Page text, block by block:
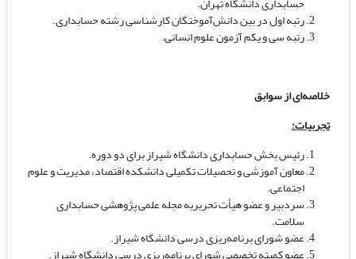
رتبه اول در بین دانش‌آموختگان کارشناسی رشته حسابداری.
رتبه سی و یکم آزمون علوم انسانی.
خلاصه‌ای از سوابق
تجربیات:
رئیس بخش حسابداری دانشگاه شیراز برای دو دوره.
معاون آموزشی و تحصیلات تکمیلی دانشکده اقتصاد، مدیریت و علوم
اجتماعی.
سردبیر و عضو هیأت تحریریه مجله علمی پژوهشی حسابداری
سلامت.
عضو شورای برنامه‌ریزی درسی دانشگاه شیراز.